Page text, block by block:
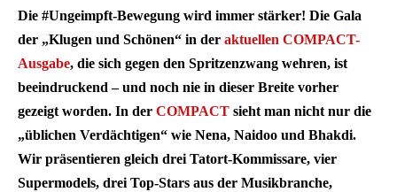
Die #Ungeimpft-Bewegung wird immer stärker! Die Gala
der „Klugen und Schönen“ in der aktuellen COMPACT-
Ausgabe, die sich gegen den Spritzenzwang wehren, ist
beeindruckend – und noch nie in dieser Breite vorher
gezeigt worden. In der COMPACT sieht man nicht nur die
„üblichen Verdächtigen“ wie Nena, Naidoo und Bhakdi.
Wir präsentieren gleich drei Tatort-Kommissare, vier
Supermodels, drei Top-Stars aus der Musikbranche,